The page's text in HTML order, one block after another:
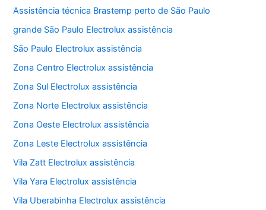
Assistência técnica Brastemp perto de São Paulo
grande São Paulo Electrolux assistência
São Paulo Electrolux assistência
Zona Centro Electrolux assistência
Zona Sul Electrolux assistência
Zona Norte Electrolux assistência
Zona Oeste Electrolux assistência
Zona Leste Electrolux assistência
Vila Zatt Electrolux assistência
Vila Yara Electrolux assistência
Vila Uberabinha Electrolux assistência